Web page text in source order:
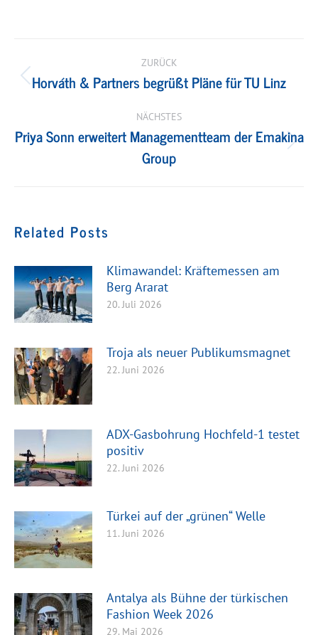
ZURÜCK
Vorheriger
Horváth & Partners begrüßt Pläne für TU Linz
NÄCHSTES
Nächster
Beitrag:
Priya Sonn erweitert Managementteam der Emakina
Group
Related Posts
Klimawandel: Kräftemessen am
Berg Ararat
20. Juli 2026
Troja als neuer Publikumsmagnet
22. Juni 2026
ADX-Gasbohrung Hochfeld-1 testet
positiv
22. Juni 2026
Türkei auf der „grünen“ Welle
11. Juni 2026
Antalya als Bühne der türkischen
Fashion Week 2026
29. Mai 2026